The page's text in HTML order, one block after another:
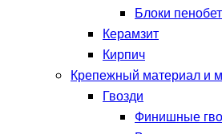
Блоки
Керамзит
Кирпич
Крепежный материал и
Гвозди
Финишные